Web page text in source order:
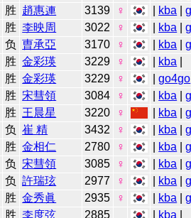
胜 趙惠連 3139 ♀ kba |
胜 李映周 3022 ♀ kba |
负 曺承亞 3170 ♀ kba |
胜 金彩瑛 3229 ♀ kba
胜 金彩瑛 3229 ♀ |go4go
胜 宋彗領 3084 ♀ kba |
胜 王晨星 3220 ♀ kba |
负 崔 精 3432 ♀ kba |
胜 金相仁 2780 ♀ kba |
负 宋彗領 3085 ♀ kba |
负 許瑞玹 2977 ♀ kba |
胜 金秀眞 2935 ♀ kba |
胜 李度弦 2885 kba